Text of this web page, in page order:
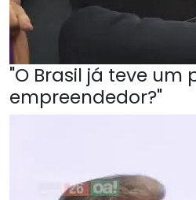
"O Brasil já teve um
empreendedor?"